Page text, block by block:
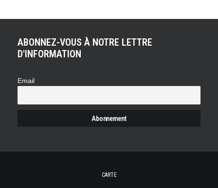
ABONNEZ-VOUS À NOTRE LETTRE
D'INFORMATION
Email
CARTE